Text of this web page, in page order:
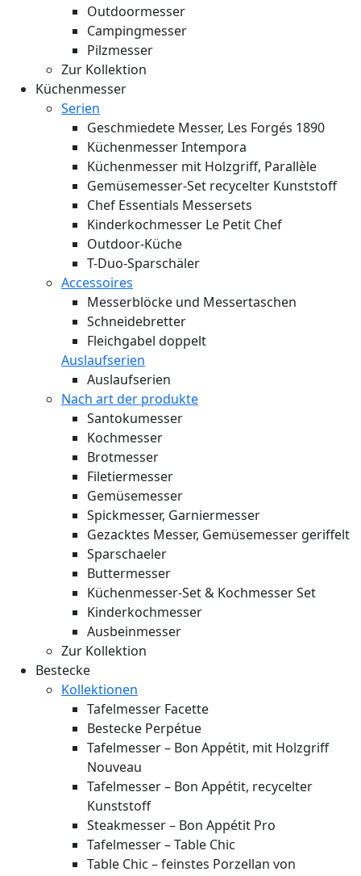
Outdoormesser
Campingmesser
Pilzmesser
Zur Kollektion
Küchenmesser
Serien
Geschmiedete Messer, Les Forgés 1890
Küchenmesser Intempora
Küchenmesser mit Holzgriff, Parallèle
Gemüsemesser-Set recycelter Kunststoff
Chef Essentials Messersets
Kinderkochmesser Le Petit Chef
Outdoor-Küche
T-Duo-Sparschäler
Accessoires
Messerblöcke und Messertaschen
Schneidebretter
Fleichgabel doppelt
Auslaufserien
Auslaufserien
Nach art der produkte
Santokumesser
Kochmesser
Brotmesser
Filetiermesser
Gemüsemesser
Spickmesser, Garniermesser
Gezacktes Messer, Gemüsemesser geriffelt
Sparschaeler
Buttermesser
Küchenmesser-Set & Kochmesser Set
Kinderkochmesser
Ausbeinmesser
Zur Kollektion
Bestecke
Kollektionen
Tafelmesser Facette
Bestecke Perpétue
Tafelmesser – Bon Appétit, mit Holzgriff
Nouveau
Tafelmesser – Bon Appétit, recycelter
Kunststoff
Steakmesser – Bon Appétit Pro
Tafelmesser – Table Chic
Table Chic – feinstes Porzellan von